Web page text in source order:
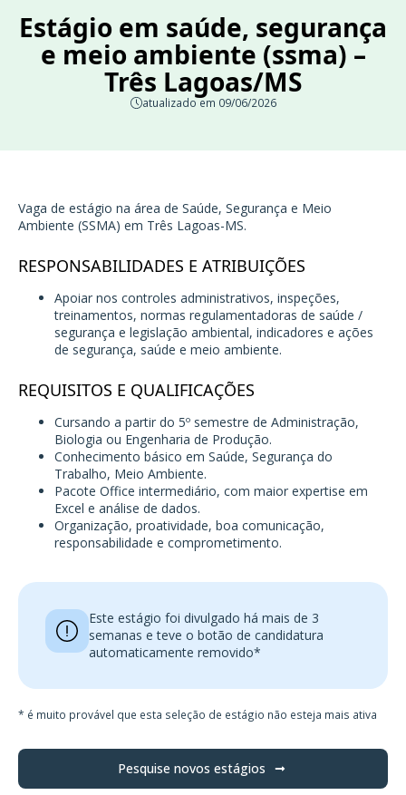
Estágio em saúde, segurança
e meio ambiente (ssma) –
Três Lagoas/MS
atualizado em 09/06/2026
Vaga de estágio na área de Saúde, Segurança e Meio
Ambiente (SSMA) em Três Lagoas-MS.
RESPONSABILIDADES E ATRIBUIÇÕES
Apoiar nos controles administrativos, inspeções,
treinamentos, normas regulamentadoras de saúde /
segurança e legislação ambiental, indicadores e ações
de segurança, saúde e meio ambiente.
REQUISITOS E QUALIFICAÇÕES
Cursando a partir do 5º semestre de Administração,
Biologia ou Engenharia de Produção.
Conhecimento básico em Saúde, Segurança do
Trabalho, Meio Ambiente.
Pacote Office intermediário, com maior expertise em
Excel e análise de dados.
Organização, proatividade, boa comunicação,
responsabilidade e comprometimento.
Este estágio foi divulgado há mais de 3
semanas e teve o botão de candidatura
automaticamente removido*
* é muito provável que esta seleção de estágio não esteja mais ativa
Pesquise novos estágios